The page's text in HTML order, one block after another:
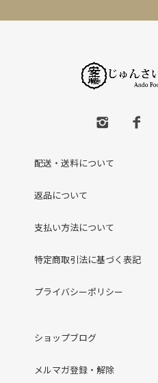
配送・送料について
返品について
支払い方法について
特定商取引法に基づく表記
プライバシーポリシー
ショップブログ
メルマガ登録・解除